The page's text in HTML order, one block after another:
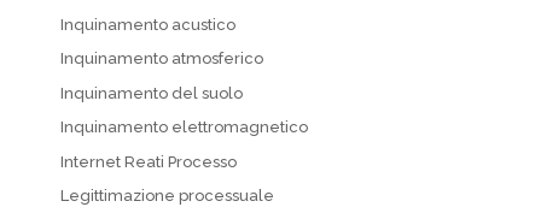
Inquinamento acustico
Inquinamento atmosferico
Inquinamento del suolo
Inquinamento elettromagnetico
Internet Reati Processo
Legittimazione processuale